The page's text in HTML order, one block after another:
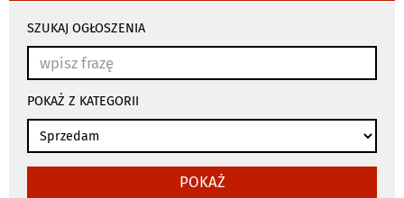
wyszukiwania
automatycznie
SZUKAJ OGŁOSZENIA
POKAŻ Z KATEGORII
POKAŻ